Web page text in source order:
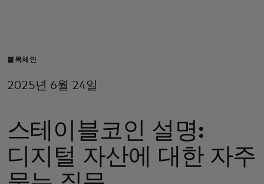
비즈니스 고객
이노베이터
뉴스 & 인사이트
블록체인
2025년 6월 24일
스테이블코인 설명:
디지털 자산에 대한 자주